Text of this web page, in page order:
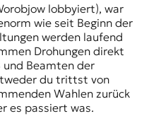
lobbyiert), war
wie seit Beginn der
werden laufend
Drohungen direkt
Beamten der
du trittst von
Wahlen zurück
es passiert was.